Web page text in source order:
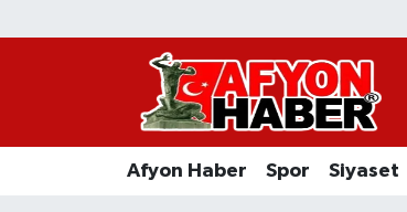
Afyon Haber Spor Siyaset
Afyon Haber